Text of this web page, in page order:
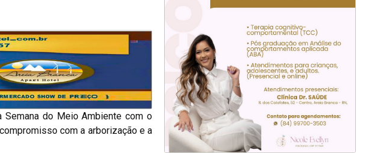
Semana do Meio Ambiente com o
com a arborização e a